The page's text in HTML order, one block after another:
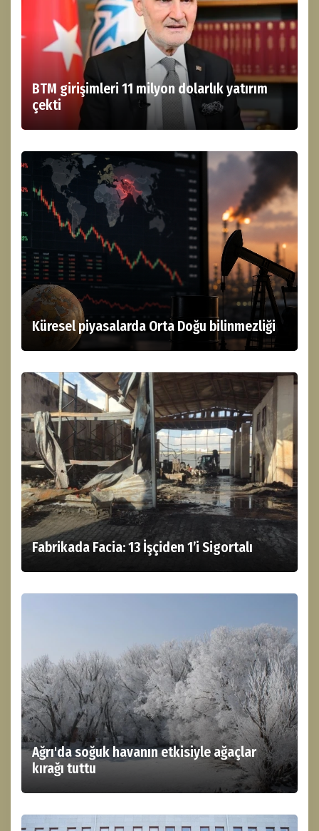
BTM girişimleri 11 milyon dolarlık yatırım
çekti
Küresel piyasalarda Orta Doğu bilinmezliği
Fabrikada Facia: 13 İşçiden 1’i Sigortalı
Ağrı'da soğuk havanın etkisiyle ağaçlar
kırağı tuttu